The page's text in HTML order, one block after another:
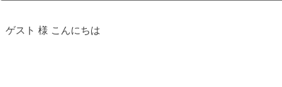
ゲスト 様 こんにちは